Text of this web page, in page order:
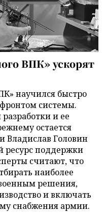
ВПК» ускорят
научился быстро
системы.
и ее
остается
Владислав Головин
ресурс поддержки
считают, что
наиболее
решения,
и включать
снабжения армии.